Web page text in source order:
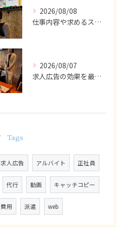
2026/08/08
仕事内容や求めるスキルを明確にし、ターゲット層に響くメッセー...
2026/08/07
求人広告の効果を最大化するために最も重要なのは、掲載タイミン...
Tags
求人広告 アルバイト 正社員
代行 動画 キャッチコピー
費用 派遣 web